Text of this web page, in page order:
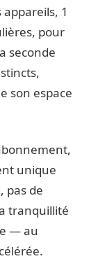
1
pour
seconde
son espace
unique
pas de
tranquillité
— au